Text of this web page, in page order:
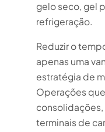
gelo seco, gel
refrigeração.
Reduzir o
apenas uma
estratégia de
Operações
consolidações,
terminais de